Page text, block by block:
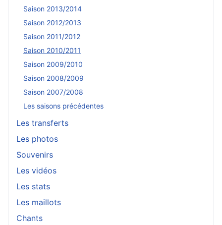
Saison 2013/2014
Saison 2012/2013
Saison 2011/2012
Saison 2010/2011
Saison 2009/2010
Saison 2008/2009
Saison 2007/2008
Les saisons précédentes
Les transferts
Les photos
Souvenirs
Les vidéos
Les stats
Les maillots
Chants